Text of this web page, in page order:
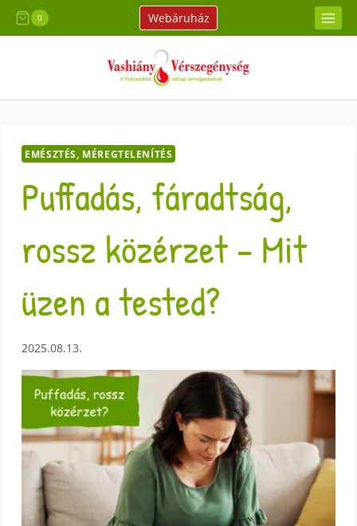
Skip
to
0 Webáruház
EMÉSZTÉS, MÉREGTELENÍTÉS
Puffadás, fáradtság,
rossz közérzet – Mit
üzen a tested?
2025.08.13.